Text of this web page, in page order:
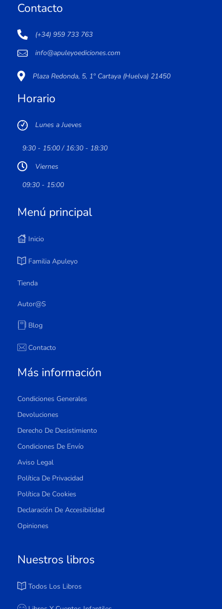
Contacto
(+34) 959 733 763
info@apuleyoediciones.com
Plaza Redonda, 5, 1º Cartaya (Huelva) 21450
Horario
Lunes a Jueves
9:30 - 15:00 / 16:30 - 18:30
Viernes
09:30 - 15:00
Menú principal
Inicio
Familia Apuleyo
Tienda
Autor@s
Blog
Contacto
Más información
Condiciones Generales
Devoluciones
Derecho De Desistimiento
Condiciones De Envío
Aviso Legal
Política De Privacidad
Política De Cookies
Declaración De Accesibilidad
Opiniones
Nuestros libros
Todos Los Libros